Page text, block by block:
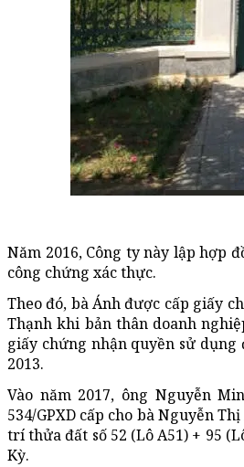
Năm 2016, Công ty này lập hợp
công chứng xác thực.
Theo đó, bà Ánh được cấp giấy
Thạnh khi bản thân doanh
giấy chứng nhận quyền sử
2013.
Vào năm 2017, ông Nguyễn
534/GPXD cấp cho bà Nguyễn
trí thửa đất số 52 (Lô A51) + 95
Kỳ.